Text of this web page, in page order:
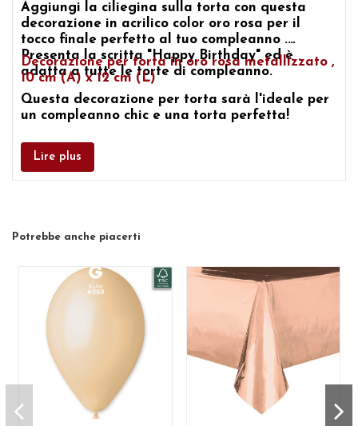
Aggiungi la ciliegina sulla torta con questa
decorazione in acrilico color oro rosa per il
tocco finale perfetto al tuo compleanno .
Presenta la scritta"Happy Birthday"ed è
adatta a tuttele torte di compleanno.
Decorazione per torta in oro rosametallizzato ,
10 cm (A) x 12 cm (L)
Questa decorazione per torta sarà l'ideale per
un compleanno chic e una torta perfetta!
Lire plus
Potrebbe anche piacerti